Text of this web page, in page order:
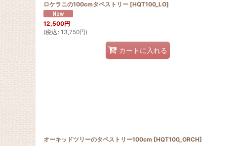
ロケラニの100cmタペストリー [HQT100_LO]
12,500円
(税込 : 13,750円)
カートに入れる
オーキッドツリーのタペストリー100cm [HQT100_ORCH]